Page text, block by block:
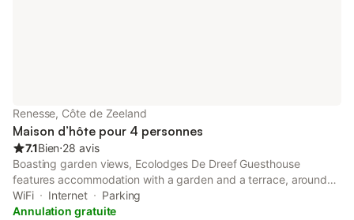
Renesse, Côte de Zeeland
Maison d’hôte pour 4 personnes
7.1Bien⋅28 avis
Boasting garden views, Ecolodges De Dreef Guesthouse
features accommodation with a garden and a terrace, around
1.3 km from Slot Moermond.
WiFi Internet
Parking
Annulation gratuite